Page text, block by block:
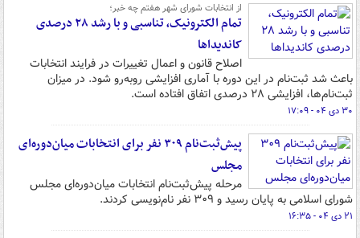
از انتخابات شورای شهر هفتم چه خبر؛
تمام الکترونیک، تناسبی و با رشد ۲۸ درصدی
کاندیداها
اصلاح قانون و اعمال تغییرات در فرایند انتخابات
باعث شد ثبت‌نام در این دوره با آماری افزایشی روبه‌رو شود. در میزان
ثبت‌نام‌ها، افزایشی ۲۸ درصدی اتفاق افتاده است.
۳۰ دی ۰۴ - ۱۷:۰۹
پیش‌ثبت‌نام ۳۰۹ نفر برای انتخابات میان‌دوره‌ای
مجلس
مرحله پیش‌ثبت‌نام انتخابات میان‌دوره‌ای مجلس
شورای اسلامی به پایان رسید و ۳۰۹ نفر نام‌نویسی کردند.
۲۱ دی ۰۴ - ۱۶:۳۵